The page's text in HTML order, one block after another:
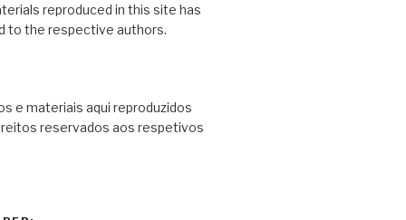
reproduced in this site has
to the respective authors.
e materiais aqui reproduzidos
reservados aos respetivos